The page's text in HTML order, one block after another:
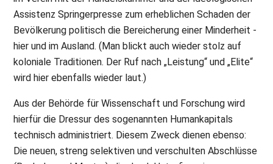
Assistenz Springerpresse zum erheblichen Schaden der
Bevölkerung politisch die Bereicherung einer Minderheit -
hier und im Ausland. (Man blickt auch wieder stolz auf
koloniale Traditionen. Der Ruf nach „Leistung“ und „Elite“
wird hier ebenfalls wieder laut.)
Aus der Behörde für Wissenschaft und Forschung wird
hierfür die Dressur des sogenannten Humankapitals
technisch administriert. Diesem Zweck dienen ebenso:
Die neuen, streng selektiven und verschulten Abschlüsse